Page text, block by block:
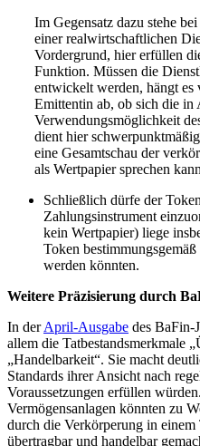
Im Gegensatz dazu stehe
einer realwirtschaftlichen
Vordergrund, hier erfüllen
Funktion. Müssen die
entwickelt werden, hängt es
Emittentin ab, ob sich die in
Verwendungsmöglichkeit
dient hier
eine Gesamtschau der
als Wertpapier sprechen
Schließlich dürfe der
Zahlungsinstrument
kein Wertpapier) liege
Token
werden könnten.
Weitere Präzisierung durch
In derApril-Ausgabe des BaFin-
allem die Tatbestandsmerkmale
„Handelbarkeit“. Sie macht
Standards ihrer Ansicht nach
Voraussetzungen erfüllen
Vermögensanlagen könnten zu
durch die Verkörperung in einem
übertragbar und handelbar